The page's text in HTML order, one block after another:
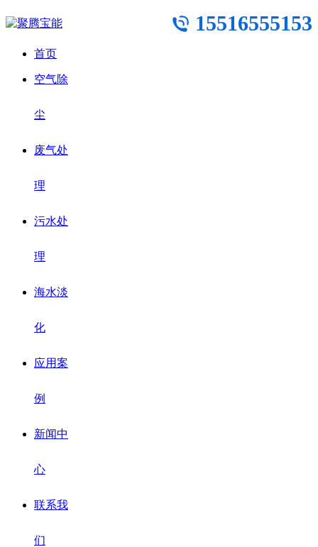
15516555153
首页
空气除
尘
废气处
理
污水处
理
海水淡
化
应用案
例
新闻中
心
联系我
们